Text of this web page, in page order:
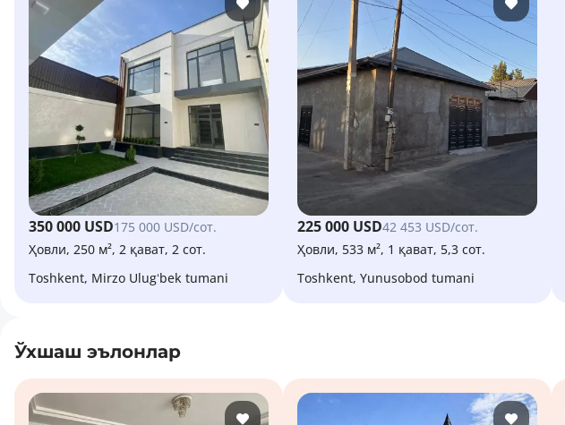
350 000 USD175 000 USD/сот.
Ҳовли, 250 м², 2 қават, 2 сот.
Toshkent, Mirzo Ulugʻbek tumani
225 000 USD42 453 USD/сот.
Ҳовли, 533 м², 1 қават, 5,3 сот.
Toshkent, Yunusobod tumani
Ўхшаш эълонлар